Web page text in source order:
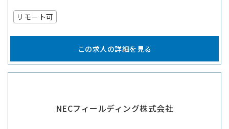
リモート可
この求人の詳細を見る
NECフィールディング株式会社